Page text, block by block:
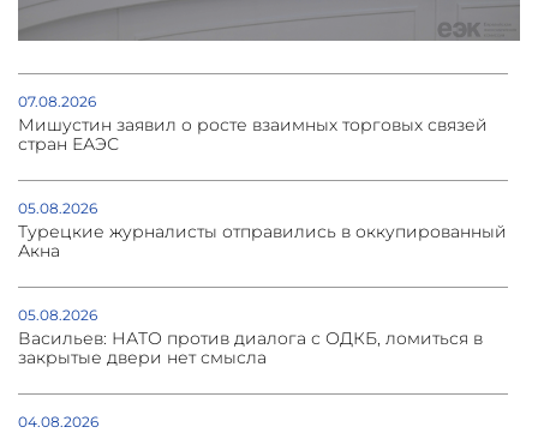
07.08.2026
Мишустин заявил о росте взаимных торговых связей
стран ЕАЭС
05.08.2026
Турецкие журналисты отправились в оккупированный
Акна
05.08.2026
Васильев: НАТО против диалога с ОДКБ, ломиться в
закрытые двери нет смысла
04.08.2026